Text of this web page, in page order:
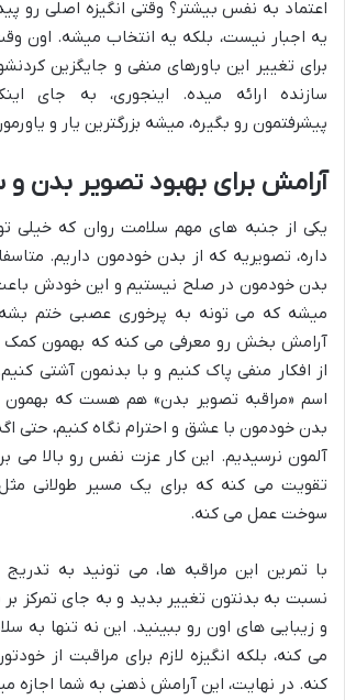
اعتماد به نفس بیشتر؟ وقتی انگیزه اصلی رو
یه اجبار نیست، بلکه یه انتخاب میشه. اون
برای تغییر این باورهای منفی و جایگزین
سازنده ارائه میده. اینجوری، به جای
پیشرفتمون رو بگیره، میشه بزرگترین یار و
آرامش برای بهبود تصویر بدن
یکی از جنبه های مهم سلامت روان که خیلی
داره، تصویریه که از بدن خودمون داریم.
بدن خودمون در صلح نیستیم و این خودش
میشه که می تونه به پرخوری عصبی ختم
آرامش بخش رو معرفی می کنه که بهمون کمک
از افکار منفی پاک کنیم و با بدنمون آشتی
اسم «مراقبه تصویر بدن» هم هست که بهمون
بدن خودمون با عشق و احترام نگاه کنیم، حتی
آلمون نرسیدیم. این کار عزت نفس رو بالا می
تقویت می کنه که برای یک مسیر طولانی
سوخت عمل می کنه.
با تمرین این مراقبه ها، می تونید به
نسبت به بدنتون تغییر بدید و به جای تمرکز
و زیبایی های اون رو ببینید. این نه تنها به
می کنه، بلکه انگیزه لازم برای مراقبت از
کنه. در نهایت، این آرامش ذهنی به شما اجازه